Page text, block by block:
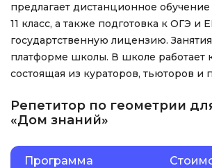
предлагает дистанционное обучение
11 класс, а также подготовка к ОГЭ и
государтственную лицензию.
платформе школы. В школе работает
состоящая из кураторов, тьюторов и
Репетитор по геометрии
«Дом знаний»
Программа